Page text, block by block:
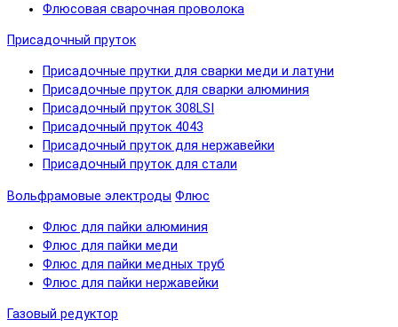
Флюсовая сварочная проволока
Присадочный пруток
Присадочные прутки для сварки меди и латуни
Присадочные пруток для сварки алюминия
Присадочный пруток 308LSI
Присадочный пруток 4043
Присадочный пруток для нержавейки
Присадочный пруток для стали
Вольфрамовые электроды Флюс
Флюс для пайки алюминия
Флюс для пайки меди
Флюс для пайки медных труб
Флюс для пайки нержавейки
Газовый редуктор